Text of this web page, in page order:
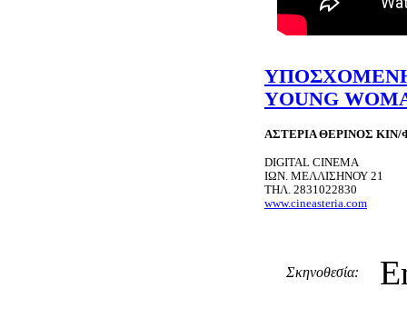
ΥΠΟΣΧΟΜΕΝΗ
YOUNG
ΑΣΤΕΡΙΑ ΘΕΡΙΝΟΣ
DIGITAL CINEMA
ΙΩΝ. ΜΕΛΛΙΣΗΝΟΥ 21
ΤΗΛ. 2831022830
www.cineasteria.com
Σκηνοθεσία: